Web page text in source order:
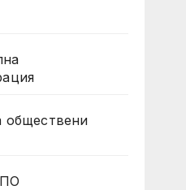
обществени